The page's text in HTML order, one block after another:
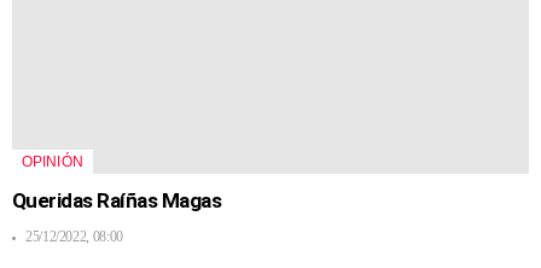
OPINIÓN
Queridas Raíñas Magas
25/12/2022, 08:00